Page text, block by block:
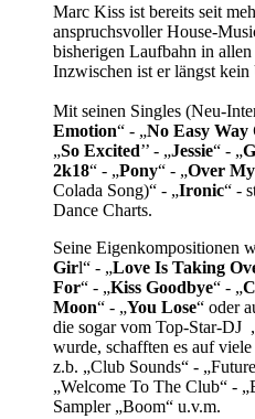
Marc Kiss ist bereits seit
anspruchsvoller House-
bisherigen Laufbahn in
Inzwischen ist er längst kein
Mit seinen Singles (Neu-
Emotion“ - „No Easy Way
„So Excited’’ - „Jessie“ - „
2k18“ - „Pony“ - „Over
Colada Song)“ - „Ironic“ -
Dance Charts.
Seine Eigenkompositionen
Girl“ - „Love Is Taking
For“ - „Kiss Goodbye“ - „
Moon“ - „You Lose“ oder
die sogar vom Top-Star-DJ
wurde, schafften es auf
z.b. „Club Sounds“ -
„Welcome To The Club“ -
Sampler „Boom“ u.v.m.